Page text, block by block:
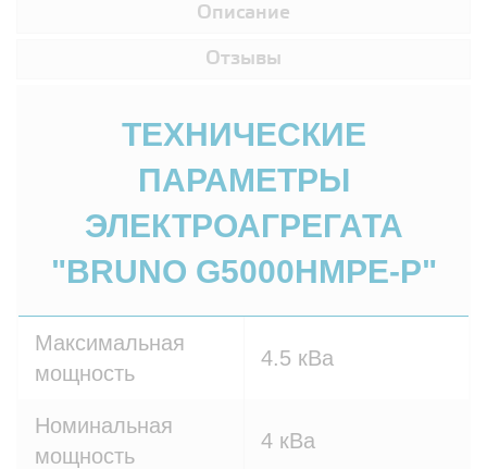
Описание
Отзывы
ТЕХНИЧЕСКИЕ
ПАРАМЕТРЫ
ЭЛЕКТРОАГРЕГАТА
"BRUNO G5000HMPE-P"
Максимальная
мощность
4.5 кВа
Номинальная
мощность
4 кВа